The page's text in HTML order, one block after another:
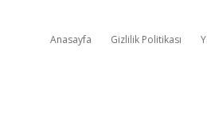
Anasayfa Gizlilik Politikası